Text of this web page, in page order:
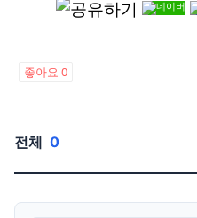
좋아요 0
전체 0